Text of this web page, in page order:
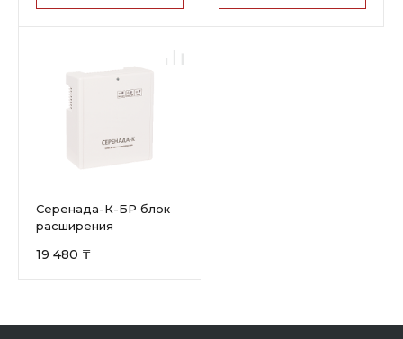
Серенада-К-БР блок
расширения
19 480 ₸